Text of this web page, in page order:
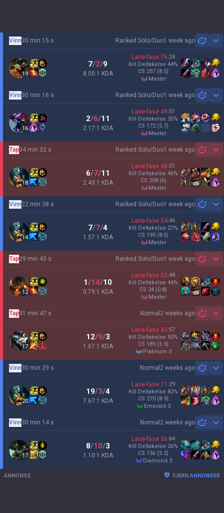
Ranked Solo/Duo1 week ago
Vinn30 min 15 s
19
7/2/9
8.00:1 KDA
Lane-fase 76:24
Kill Deltakelse 44%
CS 257 (8.5)
master
Ranked Solo/Duo1 week ago
Vinn30 min 16 s
16
2/6/11
2.17:1 KDA
Lane-fase 49:51
Kill Deltakelse 35%
CS 172 (5.7)
master
Ranked Solo/Duo1 week ago
Tap34 min 32 s
18
6/7/11
2.43:1 KDA
Lane-fase 49:51
Kill Deltakelse 46%
CS 208 (6)
master
Ranked Solo/Duo1 week ago
Vinn22 min 38 s
14
7/7/4
1.57:1 KDA
Lane-fase 54:46
Kill Deltakelse 27%
CS 195 (8.6)
master
Ranked Solo/Duo1 week ago
Tap29 min 43 s
12
1/14/10
0.79:1 KDA
Lane-fase 52:48
Kill Deltakelse 44%
CS 24 (0.8)
master
Normal 2 weeks ago
Tap31 min 47 s
17
12/9/3
1.67:1 KDA
Lane-fase 43:57
Kill Deltakelse 50%
CS 189 (5.9)
platinum 3
Normal 2 weeks ago
Vinn30 min 29 s
20
19/3/4
7.67:1 KDA
Lane-fase 71 :29
Kill Deltakelse 82%
CS 270 (8.9)
emerald 3
Normal 2 weeks ago
Vinn30 min 14 s
17
8/10/3
1.10:1 KDA
Lane-fase 36:64
Kill Deltakelse 26%
CS 156 (5.2)
diamond 3
ANNONSE FJERN ANNONSER